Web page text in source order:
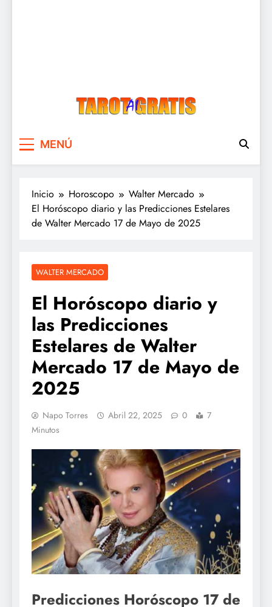
MENÚ
Inicio Horoscopo
Walter Mercado
El Horóscopo diario y las Predicciones Estelares
de Walter Mercado 17 de Mayo de 2025
WALTER MERCADO
El Horóscopo diario y
las Predicciones
Estelares de Walter
Mercado 17 de Mayo de
2025
Napo Torres Abril 22, 2025 0
7
Minutos
Predicciones Horóscopo 17 de